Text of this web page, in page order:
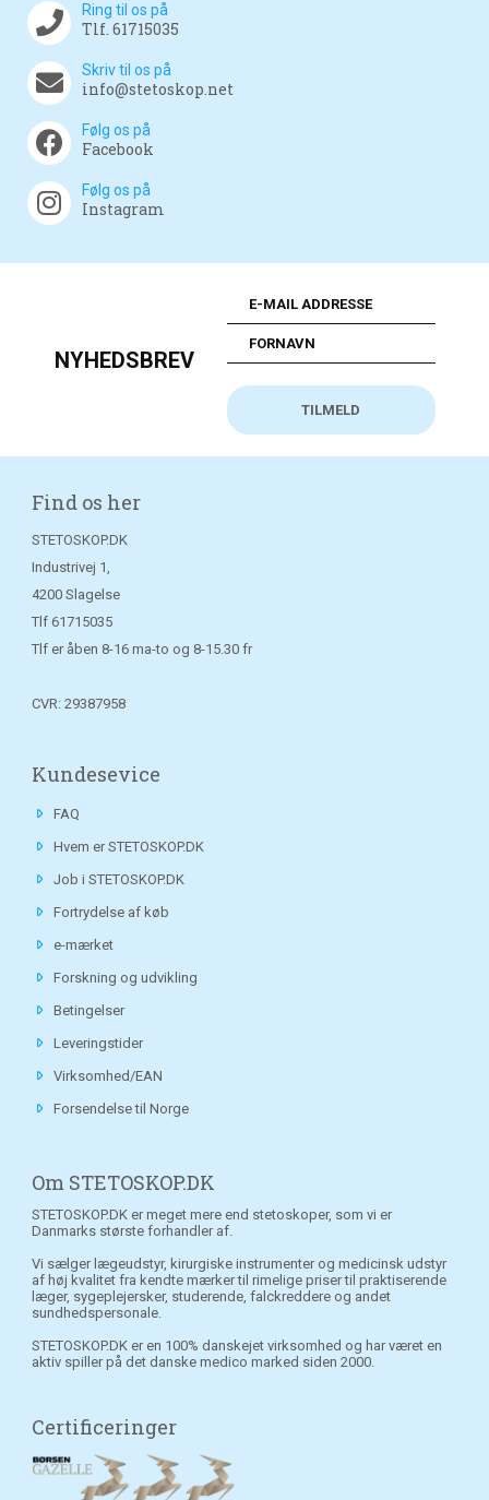
Ring til os på
Tlf. 61715035
Skriv til os på
info@stetoskop.net
Følg os på
Facebook
Følg os på
Instagram
NYHEDSBREV
Find os her
STETOSKOP.DK
Industrivej 1,
4200 Slagelse
Tlf 61715035
Tlf er åben 8-16 ma-to og 8-15.30 fr
CVR: 29387958
Kundesevice
FAQ
Hvem er STETOSKOP.DK
Job i STETOSKOP.DK
Fortrydelse af køb
e-mærket
Forskning og udvikling
Betingelser
Leveringstider
Virksomhed/EAN
Forsendelse til Norge
Om STETOSKOP.DK
STETOSKOP.DK er meget mere end stetoskoper, som vi er
Danmarks største forhandler af.
Vi sælger lægeudstyr, kirurgiske instrumenter og medicinsk udstyr
af høj kvalitet fra kendte mærker til rimelige priser til praktiserende
læger, sygeplejersker, studerende, falckreddere og andet
sundhedspersonale.
STETOSKOP.DK er en 100% danskejet virksomhed og har været en
aktiv spiller på det danske medico marked siden 2000.
Certificeringer